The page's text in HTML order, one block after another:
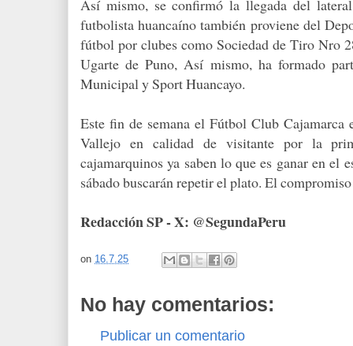
Así mismo, se confirmó la llegada del
futbolista huancaíno también proviene del
fútbol por clubes como Sociedad de Tiro Nro
Ugarte de Puno, Así mismo, ha formado
Municipal y Sport Huancayo.
Este fin de semana el Fútbol Club Cajamarca
Vallejo en calidad de visitante por la
cajamarquinos ya saben lo que es ganar en el
sábado buscarán repetir el plato. El
Redacción SP - X: @SegundaPeru
on 16.7.25
No hay comentarios:
Publicar un comentario